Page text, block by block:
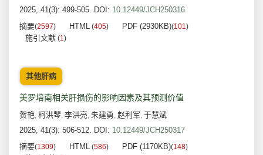
2025, 41(3): 499-505. DOI: 10.12449/JCH250316
摘要(2597) HTML (405) PDF (2930KB)(101)
施引文献 (1)
其他肝病
美罗培南相关肝损伤的影响因素及其预测价值
贺艳, 柯洪琴, 李洪亮, 朱建勇, 赵利军, 于慧斌
2025, 41(3): 506-512. DOI: 10.12449/JCH250317
摘要(1309) HTML (586) PDF (1170KB)(148)